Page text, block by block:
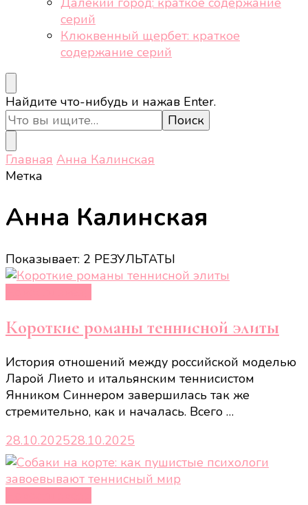
серий
Клюквенный щербет: краткое
содержание серий
Ищите
что-
то?
Найдите что-нибудь и нажав Enter.
Главная Анна Калинская
Метка
Анна Калинская
Показывает: 2 РЕЗУЛЬТАТЫ
Короткие романы теннисной элиты
История отношений между российской моделью
Ларой Лието и итальянским теннисистом
Янником Синнером завершилась так же
стремительно, как и началась. Всего …
28.10.202528.10.2025